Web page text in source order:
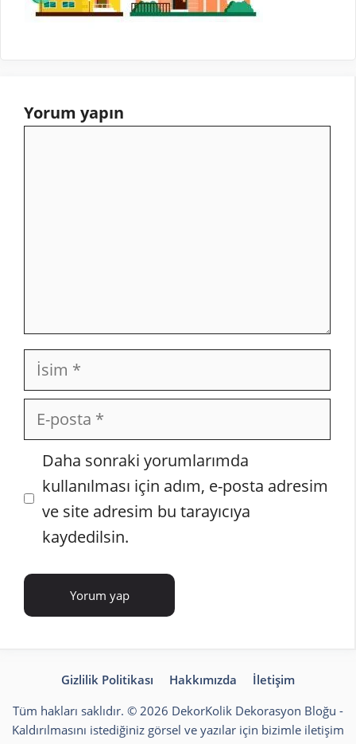
Yorum yapın
İsim
posta
İnternet
sitesi
Daha sonraki yorumlarımda
kullanılması için adım, e-posta adresim
ve site adresim bu tarayıcıya
kaydedilsin.
Gizlilik Politikası Hakkımızda
İletişim
Tüm hakları saklıdır. © 2026 DekorKolik Dekorasyon Bloğu -
Kaldırılmasını istediğiniz görsel ve yazılar için bizimle iletişim